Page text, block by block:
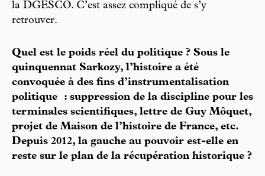
la DGESCO. C’est assez compliqué de s’y
retrouver.
Quel est le poids réel du politique ? Sous le
quinquennat Sarkozy, l’histoire a été
convoquée à des fins d’instrumentalisation
politique : suppression de la discipline pour les
terminales scientifiques, lettre de Guy Môquet,
projet de Maison de l’histoire de France, etc.
Depuis 2012, la gauche au pouvoir est-elle en
reste sur le plan de la récupération historique ?